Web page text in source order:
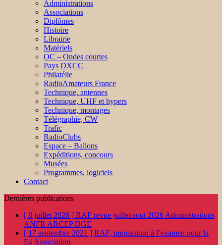
Administrations
Associations
Diplômes
Histoire
Librairie
Matériels
OC – Ondes courtes
Pays DXCC
Philatélie
RadioAmateurs France
Technique, antennes
Technique, UHF et hypers
Technique, montages
Télégraphie, CW
Trafic
RadioClubs
Espace – Ballons
Expéditions, concours
Musées
Programmes, logiciels
Contact
Dernières publications
[ 8 juillet 2026 ] RAF revue juillet/aout 2026 Administrations
ANFR ARCEP DGE
[ 17 septembre 2021 ] RAF, préparation à l’examen pour la
F4 Association